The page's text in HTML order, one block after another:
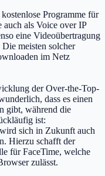
Programme für
als Voice over IP
eine Videoübertragung
meisten solcher
im Netz
der Over-the-Top-
dass es einen
gibt, während die
ist:
sich in Zukunft auch
Hierzu schafft der
für FaceTime, welche
zulässt.